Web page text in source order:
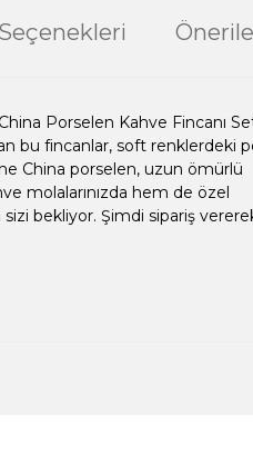
Porselen Kahve Fincanı
bu fincanlar, soft renklerdeki
China porselen, uzun ömürlü
molalarınızda hem de özel
sizi bekliyor. Şimdi sipariş